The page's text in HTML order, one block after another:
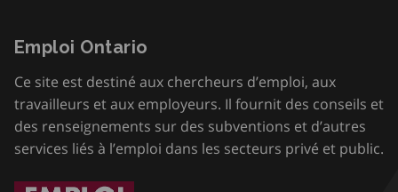
Emploi Ontario
Ce site est destiné aux chercheurs d’emploi, aux
travailleurs et aux employeurs. Il fournit des conseils et
des renseignements sur des subventions et d’autres
services liés à l’emploi dans les secteurs privé et public.